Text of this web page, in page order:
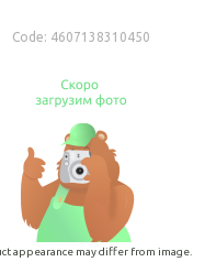
Code: 4607138310450
appearance may differ from image.